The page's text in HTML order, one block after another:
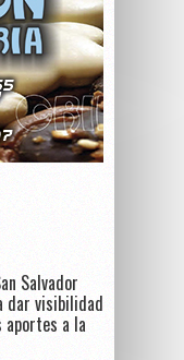
Salvador
dar visibilidad
a la